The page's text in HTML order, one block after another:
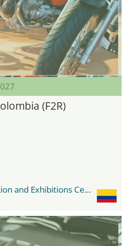
(F2R)
Plaza Mayor Convention and Exhibitions Center